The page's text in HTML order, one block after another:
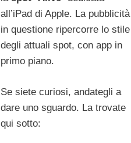
all’iPad di Apple. La pubblicità
in questione ripercorre lo stile
degli attuali spot, con app in
primo piano.
Se siete curiosi, andategli a
dare uno sguardo. La trovate
qui sotto: